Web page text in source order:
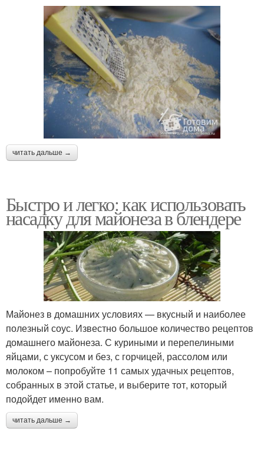
читать дальше →
Быстро и легко: как использовать
насадку для майонеза в блендере
Майонез в домашних условиях — вкусный и наиболее
полезный соус. Известно большое количество рецептов
домашнего майонеза. С куриными и перепелиными
яйцами, с уксусом и без, с горчицей, рассолом или
молоком – попробуйте 11 самых удачных рецептов,
собранных в этой статье, и выберите тот, который
подойдет именно вам.
читать дальше →